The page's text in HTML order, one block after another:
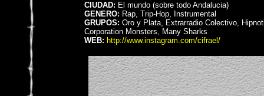
CIUDAD: El mundo (sobre todo Andalucia)
GENERO: Rap, Trip-Hop, Instrumental
GRUPOS: Oro y Plata, Extrarradio Colectivo,
Corporation Monsters, Many Sharks
WEB: http://www.instagram.com/cifrael/